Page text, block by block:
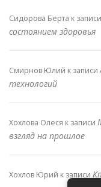
Сидорова Берта к записи
состоянием здоровья
Смирнов Юлий к записи
технологий
Хохлова Олеся к записи
взгляд на прошлое
Хохлов Юрий к записи